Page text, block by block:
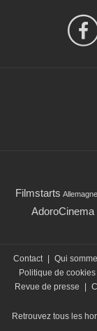
Filmstarts Allemagne
AdoroCinema
Contact Qui
Politique de cookies
Revue de presse
Retrouvez tous les